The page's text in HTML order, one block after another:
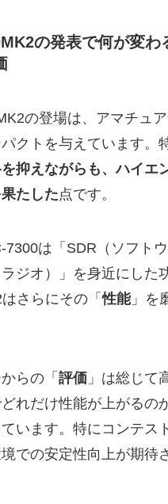
の発表で何が変わ
の登場は、アマチュ
クトを与えています。
抑えながらも、ハイエ
たした点です。
7300は「SDR（ソフト
ジオ）」を身近にした
さらにその「性能」を
らの「評価 」は総じて
れだけ性能が上がるの
います。特にコンテス
での安定性向上が期待